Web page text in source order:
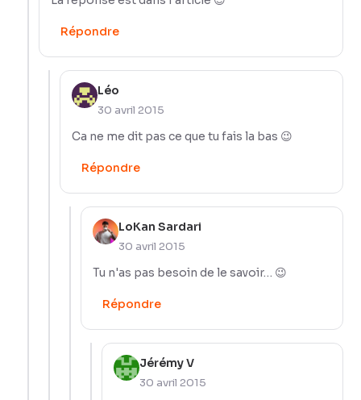
Répondre
Léo
30 avril 2015
Ca ne me dit pas ce que tu fais la bas 😉
Répondre
LoKan Sardari
30 avril 2015
Tu n'as pas besoin de le savoir… 😉
Répondre
Jérémy V
30 avril 2015